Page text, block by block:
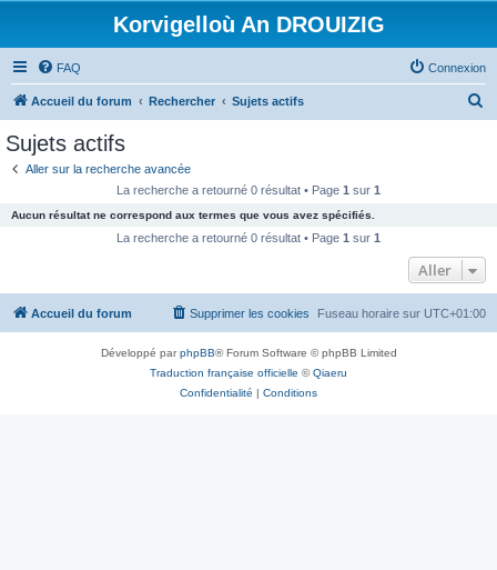
Korvigelloù An DROUIZIG
FAQ Connexion
Accueil du forum Rechercher Sujets actifs
c
e
Sujets actifs
Aller sur la recherche avancée
La recherche a retourné 0 résultat • Page 1 sur 1
Aucun résultat ne correspond aux termes que vous avez spécifiés.
La recherche a retourné 0 résultat • Page 1 sur 1
Aller
Accueil du forum Fuseau horaire sur UTC+01:00
Supprimer les cookies
Développé parphpBB® Forum Software © phpBB Limited
Traduction française officielle ©Qiaeru
Confidentialité | Conditions